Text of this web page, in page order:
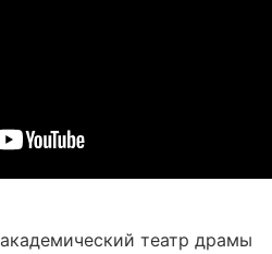
театр драмы